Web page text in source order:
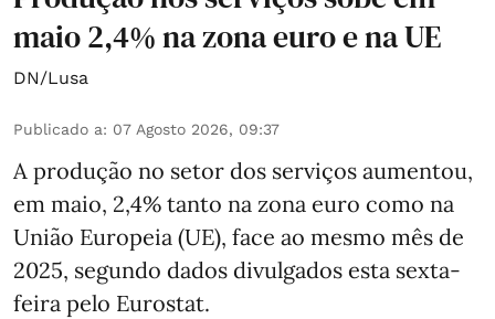
maio 2,4% na zona euro e na UE
DN/Lusa
Publicado a: 07 Agosto 2026, 09:37
A produção no setor dos serviços aumentou,
em maio, 2,4% tanto na zona euro como na
União Europeia (UE), face ao mesmo mês de
2025, segundo dados divulgados esta sexta-
feira pelo Eurostat.